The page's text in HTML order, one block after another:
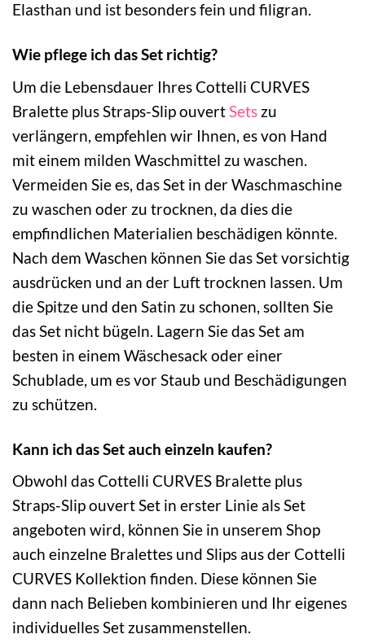
Elasthan und ist besonders fein und filigran.
Wie pflege ich das Set richtig?
Um die Lebensdauer Ihres Cottelli CURVES
Bralette plus Straps-Slip ouvert Sets zu
verlängern, empfehlen wir Ihnen, es von Hand
mit einem milden Waschmittel zu waschen.
Vermeiden Sie es, das Set in der Waschmaschine
zu waschen oder zu trocknen, da dies die
empfindlichen Materialien beschädigen könnte.
Nach dem Waschen können Sie das Set vorsichtig
ausdrücken und an der Luft trocknen lassen. Um
die Spitze und den Satin zu schonen, sollten Sie
das Set nicht bügeln. Lagern Sie das Set am
besten in einem Wäschesack oder einer
Schublade, um es vor Staub und Beschädigungen
zu schützen.
Kann ich das Set auch einzeln kaufen?
Obwohl das Cottelli CURVES Bralette plus
Straps-Slip ouvert Set in erster Linie als Set
angeboten wird, können Sie in unserem Shop
auch einzelne Bralettes und Slips aus der Cottelli
CURVES Kollektion finden. Diese können Sie
dann nach Belieben kombinieren und Ihr eigenes
individuelles Set zusammenstellen.